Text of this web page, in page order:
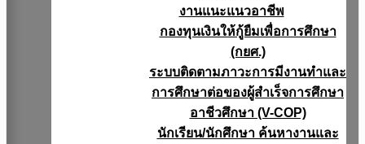
งานแนะแนวอาชีพ
กองทุนเงินให้กู้ยืมเพื่อการศึกษา
(กยศ.)
ระบบติดตามภาวะการมีงานทำและ
การศึกษาต่อของผู้สำเร็จการศึกษา
อาชีวศึกษา (V-COP)
นักเรียน/นักศึกษา ค้นหางานและ